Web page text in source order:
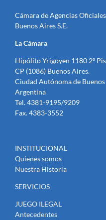
Cámara de Agencias
Buenos Aires S.E.
La Cámara
Hipólito Yrigoyen 1180 2º
CP (1086) Buenos Aires.
Ciudad Autónoma de
Argentina
Tel. 4381-9195/9209
Fax. 4383-3552
INSTITUCIONAL
Quienes somos
Nuestra Historia
SERVICIOS
JUEGO ILEGAL
Antecedentes